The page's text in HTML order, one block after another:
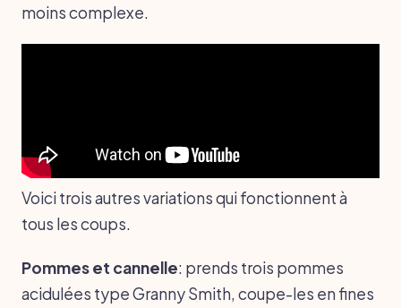
moins complexe.
Voici trois autres variations qui fonctionnent à
tous les coups.
Pommes et cannelle: prends trois pommes
acidulées type Granny Smith, coupe-les en fines